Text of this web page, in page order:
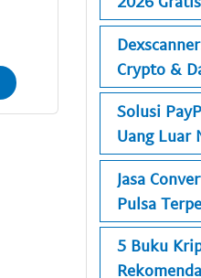
Crypto &
Solusi
Uang Luar
Jasa
Pulsa
5 Buku